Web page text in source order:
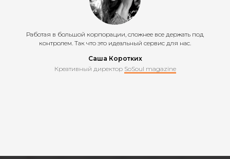
Работая в большой корпорации, сложнее все держать под
контролем. Так что это идеальный сервис для нас.
Саша Коротких
Креативный директор SoSoul magazine